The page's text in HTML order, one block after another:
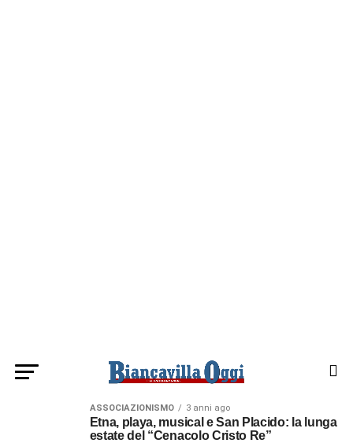
ASSOCIAZIONISMO 3 anni ago
Etna, playa, musical e San Placido: la lunga
estate del “Cenacolo Cristo Re”